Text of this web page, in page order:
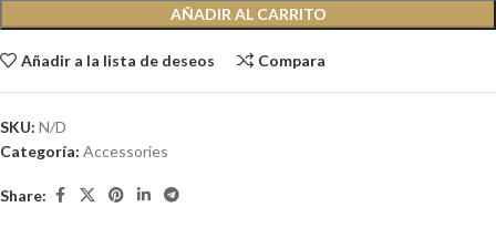
AÑADIR AL CARRITO
Añadir a la lista de deseos Compara
SKU: N/D
Categoría: Accessories
Share: